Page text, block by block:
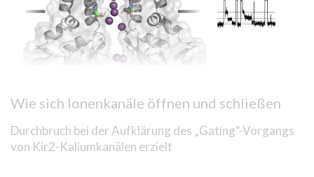
Wie sich Ionenkanäle öffnen und schließen
Durchbruch bei der Aufklärung des „Gating“-Vorgangs
von Kir2-Kaliumkanälen erzielt